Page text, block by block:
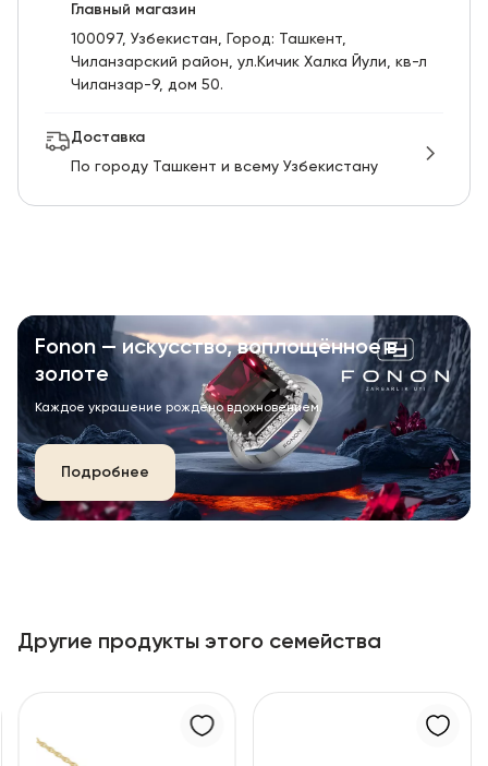
Главный магазин
100097, Узбекистан, Город: Ташкент,
Чиланзарский pайон, ул.Кичик Халка Йули, кв-л
Чиланзар-9, дом 50.
Доставка
По городу Ташкент и всему Узбекистану
Fonon — искусство, воплощённое в
золоте
Каждое украшение рождено вдохновением.
Подробнее
Другие продукты этого семейства